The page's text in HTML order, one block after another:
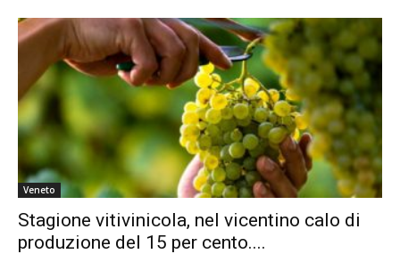
Veneto
Stagione vitivinicola, nel vicentino calo di
produzione del 15 per cento....